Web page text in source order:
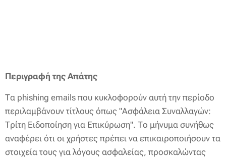
Περιγραφή της Απάτης
Τα phishing emails που κυκλοφορούν αυτή την περίοδο
περιλαμβάνουν τίτλους όπως "Ασφάλεια Συναλλαγών:
Τρίτη Ειδοποίηση για Επικύρωση". Το μήνυμα συνήθως
αναφέρει ότι οι χρήστες πρέπει να επικαιροποιήσουν τα
στοιχεία τους για λόγους ασφαλείας, προσκαλώντας